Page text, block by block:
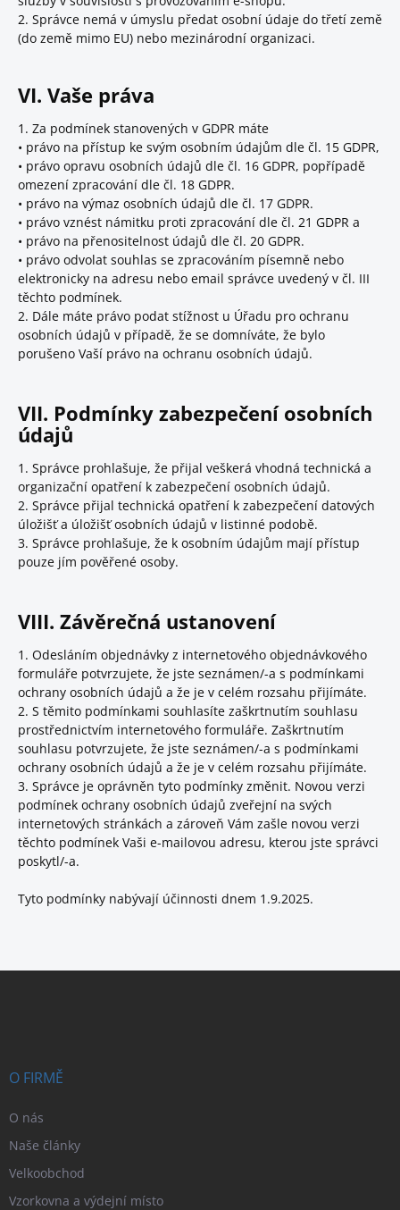
2. Správce nemá v úmyslu předat osobní údaje do třetí země
(do země mimo EU) nebo mezinárodní organizaci.
VI. Vaše práva
1. Za podmínek stanovených v GDPR máte
• právo na přístup ke svým osobním údajům dle čl. 15 GDPR,
• právo opravu osobních údajů dle čl. 16 GDPR, popřípadě
omezení zpracování dle čl. 18 GDPR.
• právo na výmaz osobních údajů dle čl. 17 GDPR.
• právo vznést námitku proti zpracování dle čl. 21 GDPR a
• právo na přenositelnost údajů dle čl. 20 GDPR.
• právo odvolat souhlas se zpracováním písemně nebo
elektronicky na adresu nebo email správce uvedený v čl. III
těchto podmínek.
2. Dále máte právo podat stížnost u Úřadu pro ochranu
osobních údajů v případě, že se domníváte, že bylo
porušeno Vaší právo na ochranu osobních údajů.
VII. Podmínky zabezpečení osobních
údajů
1. Správce prohlašuje, že přijal veškerá vhodná technická a
organizační opatření k zabezpečení osobních údajů.
2. Správce přijal technická opatření k zabezpečení datových
úložišť a úložišť osobních údajů v listinné podobě.
3. Správce prohlašuje, že k osobním údajům mají přístup
pouze jím pověřené osoby.
VIII. Závěrečná ustanovení
1. Odesláním objednávky z internetového objednávkového
formuláře potvrzujete, že jste seznámen/-a s podmínkami
ochrany osobních údajů a že je v celém rozsahu přijímáte.
2. S těmito podmínkami souhlasíte zaškrtnutím souhlasu
prostřednictvím internetového formuláře. Zaškrtnutím
souhlasu potvrzujete, že jste seznámen/-a s podmínkami
ochrany osobních údajů a že je v celém rozsahu přijímáte.
3. Správce je oprávněn tyto podmínky změnit. Novou verzi
podmínek ochrany osobních údajů zveřejní na svých
internetových stránkách a zároveň Vám zašle novou verzi
těchto podmínek Vaši e-mailovou adresu, kterou jste správci
poskytl/-a.
Tyto podmínky nabývají účinnosti dnem 1.9.2025.
O FIRMĚ
O nás
Naše články
Velkoobchod
Vzorkovna a výdejní místo